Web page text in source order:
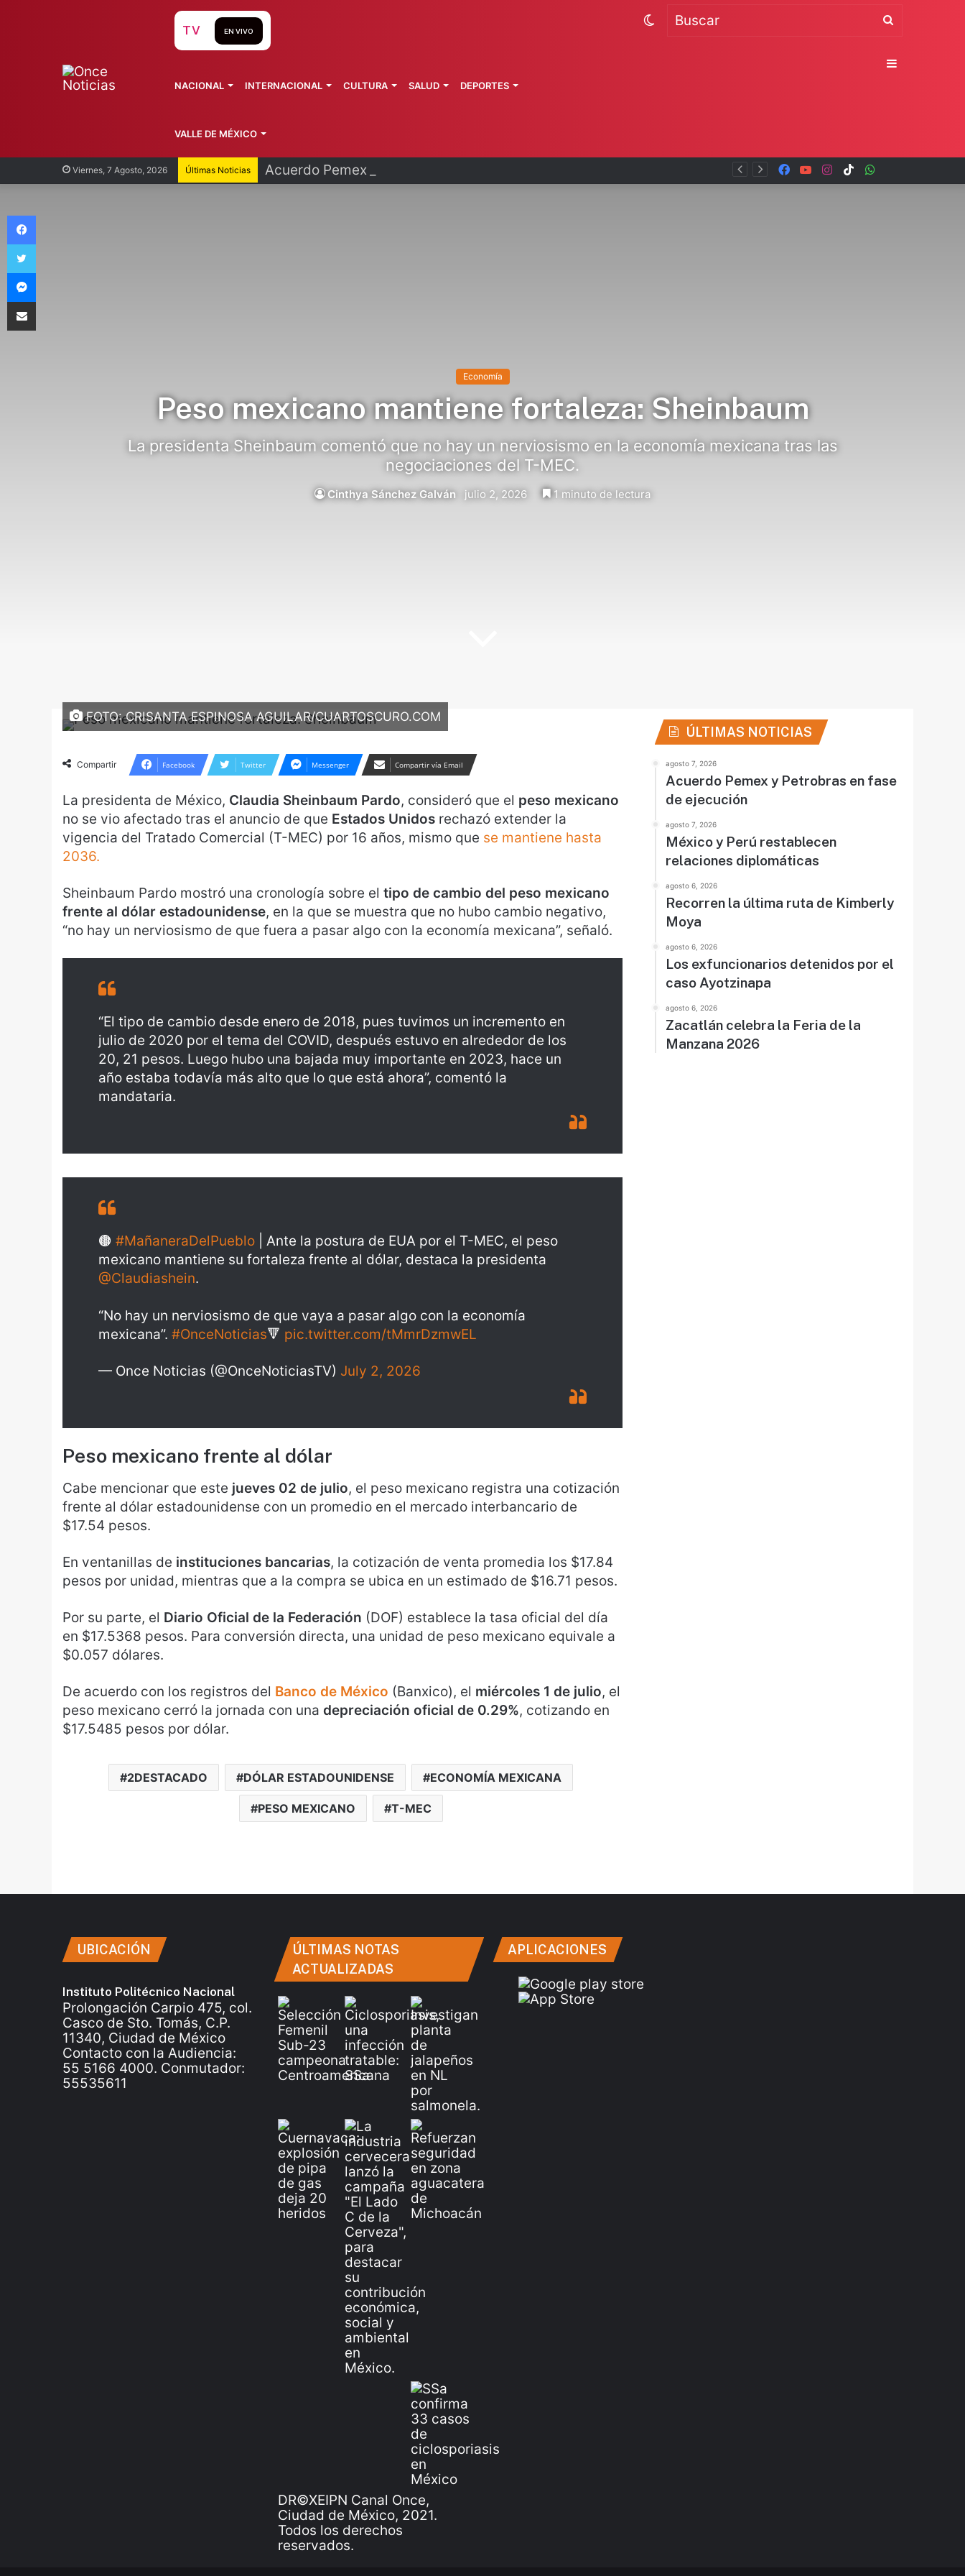
Viernes, 7 Agosto, 2026 Últimas Noticias Acuerdo Pemex y Petrobras en fase de ejecución TikTok
Instagram
YouTube
Facebook
TV EN VIVO
NACIONAL INTERNACIONAL CULTURA SALUD DEPORTES
VALLE DE MÉXICO
Buscar
Switch
Sidebar
Economía
Peso mexicano mantiene fortaleza: Sheinbaum
La presidenta Sheinbaum comentó que no hay un nerviosismo en la economía mexicana tras las
negociaciones del T-MEC.
Cinthya Sánchez Galván julio 2, 2026 1 minuto de lectura
FOTO: CRISANTA ESPINOSA AGUILAR/CUARTOSCURO.COM
Compartir Facebook Twitter Messenger Compartir vía Email
La presidenta de México, Claudia Sheinbaum Pardo, consideró que el peso mexicano
no se vio afectado tras el anuncio de que Estados Unidos rechazó extender la
vigencia del Tratado Comercial (T-MEC) por 16 años, mismo que se mantiene hasta
2036.
Sheinbaum Pardo mostró una cronología sobre el tipo de cambio del peso mexicano
frente al dólar estadounidense, en la que se muestra que no hubo cambio negativo,
“no hay un nerviosismo de que fuera a pasar algo con la economía mexicana”, señaló.
“El tipo de cambio desde enero de 2018, pues tuvimos un incremento en
julio de 2020 por el tema del COVID, después estuvo en alrededor de los
20, 21 pesos. Luego hubo una bajada muy importante en 2023, hace un
año estaba todavía más alto que lo que está ahora”, comentó la
mandataria.
🟤 #MañaneraDelPueblo | Ante la postura de EUA por el T-MEC, el peso
mexicano mantiene su fortaleza frente al dólar, destaca la presidenta
@Claudiashein.
“No hay un nerviosismo de que vaya a pasar algo con la economía
mexicana”. #OnceNoticias🔻 pic.twitter.com/tMmrDzmwEL
— Once Noticias (@OnceNoticiasTV) July 2, 2026
Peso mexicano frente al dólar
Cabe mencionar que este jueves 02 de julio, el peso mexicano registra una cotización
frente al dólar estadounidense con un promedio en el mercado interbancario de
$17.54 pesos.
En ventanillas de instituciones bancarias, la cotización de venta promedia los $17.84
pesos por unidad, mientras que a la compra se ubica en un estimado de $16.71 pesos.
Por su parte, el Diario Oficial de la Federación (DOF) establece la tasa oficial del día
en $17.5368 pesos. Para conversión directa, una unidad de peso mexicano equivale a
$0.057 dólares.
De acuerdo con los registros del Banco de México (Banxico), el miércoles 1 de julio, el
peso mexicano cerró la jornada con una depreciación oficial de 0.29%, cotizando en
$17.5485 pesos por dólar.
2DESTACADO DÓLAR ESTADOUNIDENSE ECONOMÍA MEXICANA
PESO MEXICANO T-MEC
ÚLTIMAS NOTICIAS
agosto 7, 2026
Acuerdo Pemex y Petrobras en fase
de ejecución
agosto 7, 2026
México y Perú restablecen
relaciones diplomáticas
agosto 6, 2026
Recorren la última ruta de Kimberly
Moya
agosto 6, 2026
Los exfuncionarios detenidos por el
caso Ayotzinapa
agosto 6, 2026
Zacatlán celebra la Feria de la
Manzana 2026
UBICACIÓN
Instituto Politécnico Nacional
Prolongación Carpio 475, col.
Casco de Sto. Tomás, C.P.
11340, Ciudad de México
Contacto con la Audiencia:
55 5166 4000. Conmutador:
55535611
ÚLTIMAS NOTAS
ACTUALIZADAS
DR©XEIPN Canal Once,
Ciudad de México, 2021.
Todos los derechos
reservados.
APLICACIONES
Facebook
Twitter
Messenger
Compartir vía Email